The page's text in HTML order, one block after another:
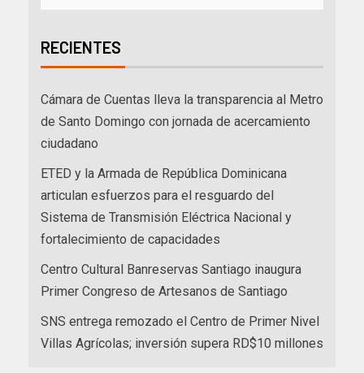
RECIENTES
Cámara de Cuentas lleva la transparencia al Metro
de Santo Domingo con jornada de acercamiento
ciudadano
ETED y la Armada de República Dominicana
articulan esfuerzos para el resguardo del
Sistema de Transmisión Eléctrica Nacional y
fortalecimiento de capacidades
Centro Cultural Banreservas Santiago inaugura
Primer Congreso de Artesanos de Santiago
SNS entrega remozado el Centro de Primer Nivel
Villas Agrícolas; inversión supera RD$10 millones